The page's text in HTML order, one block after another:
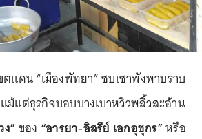
แดน “เมืองพัทยา” ซบเซาพังพาบราบ
แต่ธุรกิจบอบบางเบาหวิวพลิ้วสะอ้าน
”ของ “อารยา-อิสรีย์ เอกอุชุกร”หรือ